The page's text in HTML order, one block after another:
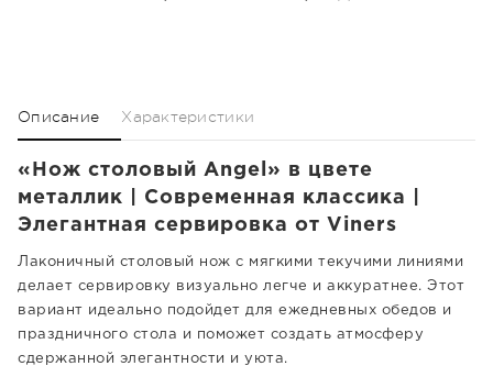
Описание Характеристики
«Нож столовый Angel» в цвете
металлик | Современная классика |
Элегантная сервировка от Viners
Лаконичный столовый нож с мягкими текучими линиями
делает сервировку визуально легче и аккуратнее. Этот
вариант идеально подойдет для ежедневных обедов и
праздничного стола и поможет создать атмосферу
сдержанной элегантности и уюта.